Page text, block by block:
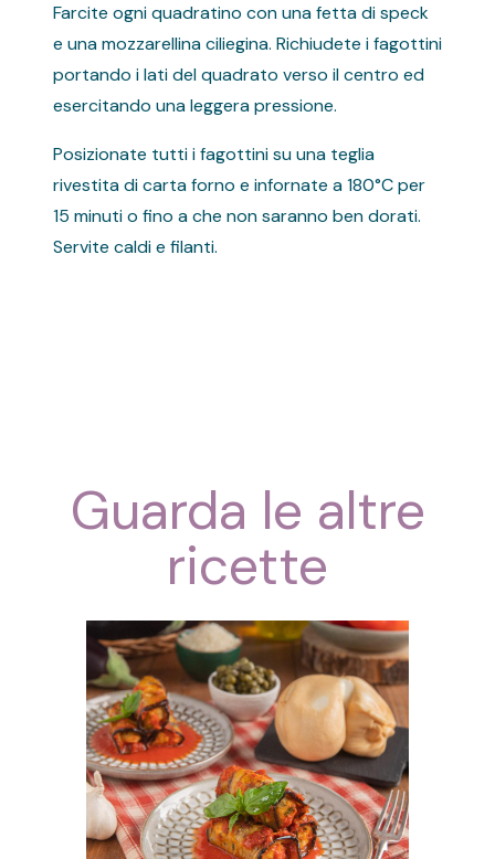
Farcite ogni quadratino con una fetta di speck
e una mozzarellina ciliegina. Richiudete i fagottini
portando i lati del quadrato verso il centro ed
esercitando una leggera pressione.
Posizionate tutti i fagottini su una teglia
rivestita di carta forno e infornate a 180°C per
15 minuti o fino a che non saranno ben dorati.
Servite caldi e filanti.
Guarda le altre
ricette